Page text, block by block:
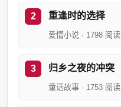
重逢时的选择
爱情小说 · 1798 阅读
归乡之夜的冲突
童话故事 · 1753 阅读